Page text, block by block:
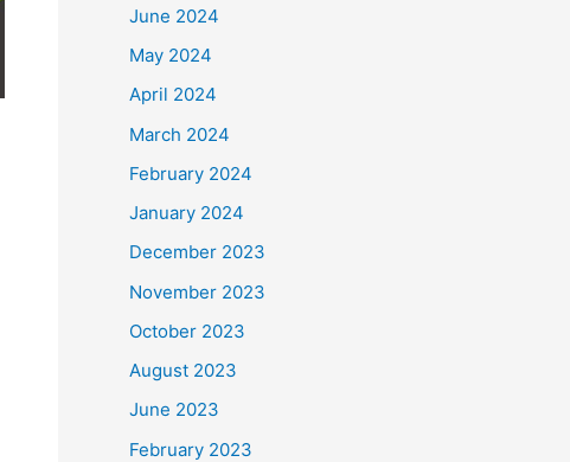
June 2024
May 2024
April 2024
March 2024
February 2024
January 2024
December 2023
November 2023
October 2023
August 2023
June 2023
February 2023